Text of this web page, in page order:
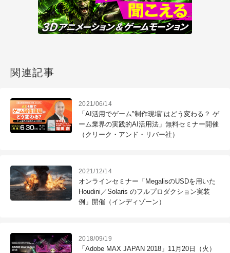
関連記事
2021/06/14
「AI活用でゲーム"制作現場"はどう変わる？ ゲ
ーム業界の実践的AI活用法」無料セミナー開催
（クリーク・アンド・リバー社）
2021/12/14
オンラインセミナー「MegalisのUSDを用いた
Houdini／Solaris のフルプロダクション実装
例」開催（インディゾーン）
2018/09/19
「Adobe MAX JAPAN 2018」11月20日（火）